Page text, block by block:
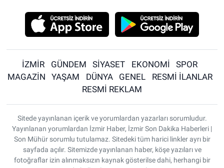
İZMİR GÜNDEM SİYASET EKONOMİ
SPOR
MAGAZİN
YAŞAM DÜNYA GENEL
RESMİ İLANLAR
RESMİ REKLAM
Sitede yayınlanan içerik ve yorumlardan yazarları sorumludur.
Yayınlanan yorumlardan İzmir Haber, İzmir Son Dakika Haberleri |
Son Mühür sorumlu tutulamaz. Sitedeki tüm harici linkler ayrı bir
sayfada açılır. Sitemizde yayınlanan haber, köşe yazıları ve
fotoğraflar izin alınmaksızın kaynak gösterilse dahi, herhangi bir